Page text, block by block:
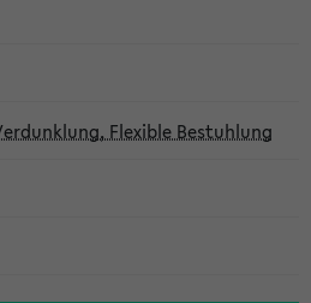
Flexible Bestuhlung